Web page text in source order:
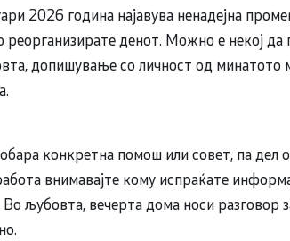
2026 година најавува ненадејна
реорганизирате денот. Можно е некој да
допишување со личност од минатото
конкретна помош или совет, па дел
внимавајте кому испраќате
љубовта, вечерта дома носи разговор